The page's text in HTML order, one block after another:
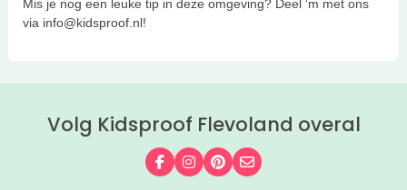
Mis je nog een leuke tip in deze omgeving? Deel ‘m met ons
via info@kidsproof.nl!
Volg Kidsproof Flevoland overal
Volg ons op Facebook
Volg ons op Instagram
Volg ons op Pinterest
Mail ons